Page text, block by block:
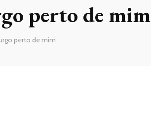
perto de mim
perto de mim